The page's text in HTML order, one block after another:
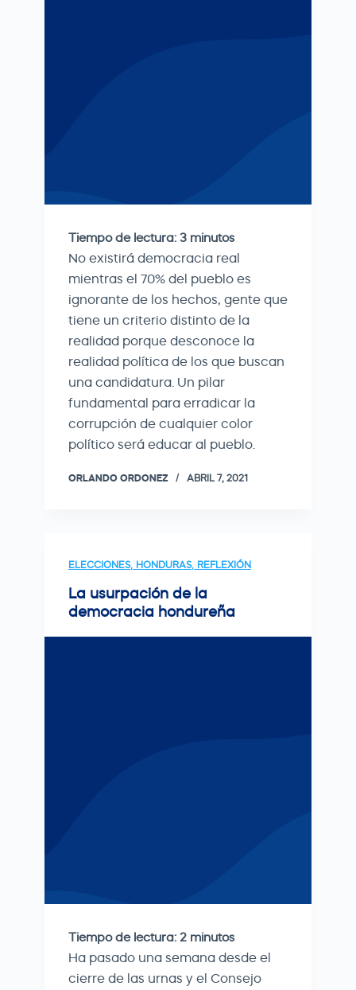
Tiempo de lectura: 3 minutos
No existirá democracia real
mientras el 70% del pueblo es
ignorante de los hechos, gente que
tiene un criterio distinto de la
realidad porque desconoce la
realidad política de los que buscan
una candidatura. Un pilar
fundamental para erradicar la
corrupción de cualquier color
político será educar al pueblo.
ORLANDO ORDONEZ ABRIL 7, 2021
ELECCIONES, HONDURAS, REFLEXIÓN
La usurpación de la
democracia hondureña
Tiempo de lectura: 2 minutos
Ha pasado una semana desde el
cierre de las urnas y el Consejo